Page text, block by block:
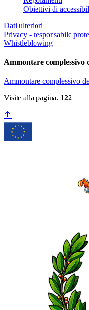
Obiettivi di
Dati ulteriori
Privacy - responsabile
Whistleblowing
Ammontare complessivo
Ammontare complessivo
Visite alla pagina: 122